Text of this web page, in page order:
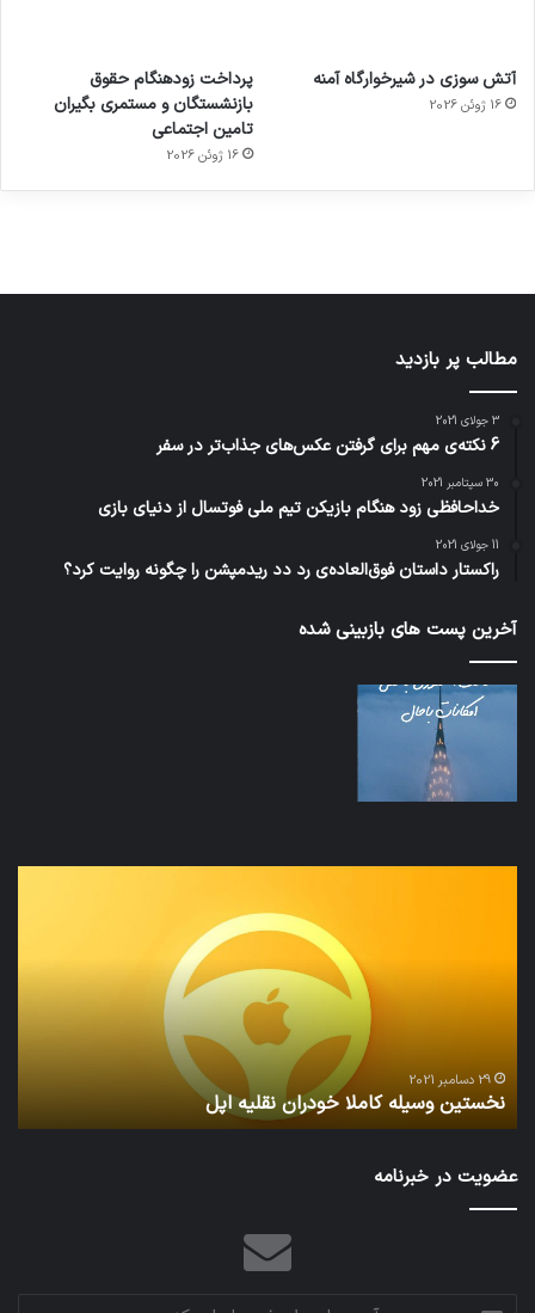
آتش سوزی در شیرخوارگاه آمنه
16 ژوئن 2026
پرداخت زودهنگام حقوق
بازنشستگان و مستمری بگیران
تامین اجتماعی
16 ژوئن 2026
برای
کشف
توسط
مجازی
…
ساعت
هوشمند
با طعم
توسط
ژاکت
در
های
2023
توسط
مطالب پر بازدید
3 جولای 2021
6 نکته‌ی مهم برای گرفتن عکس‌های جذاب‌تر در سفر
30 سپتامبر 2021
خداحافظی زود هنگام بازیکن تیم ملی فوتسال از دنیای بازی
11 جولای 2021
راکستار داستان فوق‌العاده‌ی رد دد ریدمپشن را چگونه روایت کرد؟
آخرین پست های بازبینی شده
29 دسامبر 2021
نخستین وسیله کاملا خودران نقلیه اپل
عضویت در خبرنامه
آدرس